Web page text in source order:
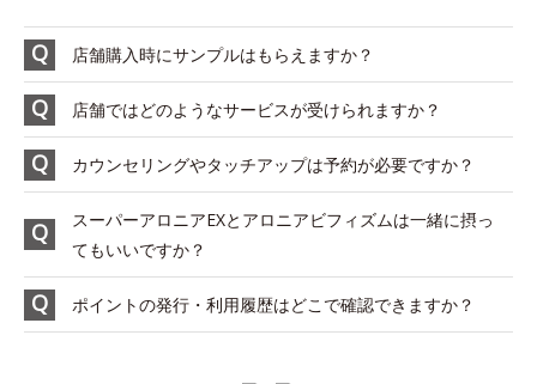
店舗購入時にサンプルはもらえますか？
店舗ではどのようなサービスが受けられますか？
カウンセリングやタッチアップは予約が必要ですか？
スーパーアロニアEXとアロニアビフィズムは一緒に摂っ
てもいいですか？
ポイントの発行・利用履歴はどこで確認できますか？